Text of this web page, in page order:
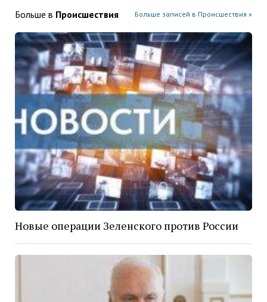
Больше в Проиcшествия Больше записей в Проиcшествия »
Новые операции Зеленского против России